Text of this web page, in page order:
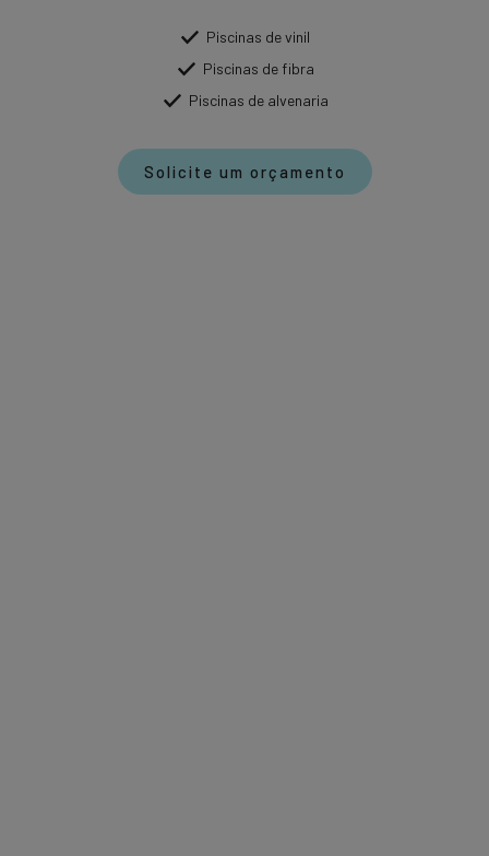
Piscinas de vinil
Piscinas de fibra
Piscinas de alvenaria
Solicite um orçamento